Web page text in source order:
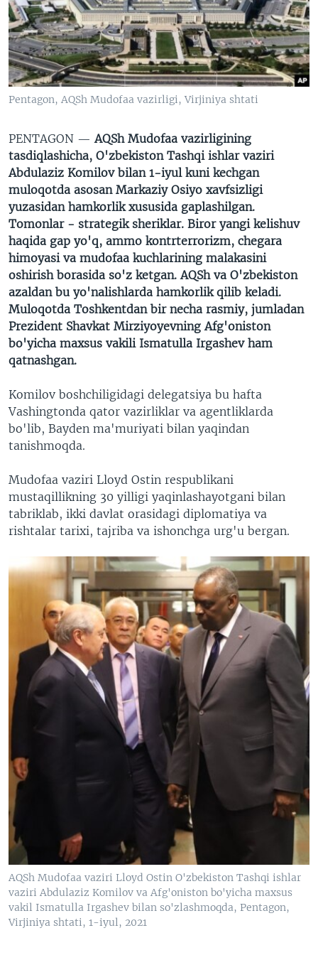
VIDEO
XABARLAR SURATLARDA
ODNOKLASSNIKI
TELEGRAM
TWITTER
SOUNDCLOUD
VOA
Pentagon, AQSh Mudofaa vazirligi, Virjiniya shtati
PENTAGON — AQSh Mudofaa vazirligining
tasdiqlashicha, O'zbekiston Tashqi ishlar vaziri
Abdulaziz Komilov bilan 1-iyul kuni kechgan
muloqotda asosan Markaziy Osiyo xavfsizligi
yuzasidan hamkorlik xususida gaplashilgan.
Tomonlar - strategik sheriklar. Biror yangi kelishuv
haqida gap yo'q, ammo kontrterrorizm, chegara
himoyasi va mudofaa kuchlarining malakasini
oshirish borasida so'z ketgan. AQSh va O'zbekiston
azaldan bu yo'nalishlarda hamkorlik qilib keladi.
Muloqotda Toshkentdan bir necha rasmiy, jumladan
Prezident Shavkat Mirziyoyevning Afg'oniston
bo'yicha maxsus vakili Ismatulla Irgashev ham
qatnashgan.
Komilov boshchiligidagi delegatsiya bu hafta
Vashingtonda qator vazirliklar va agentliklarda
bo'lib, Bayden ma'muriyati bilan yaqindan
tanishmoqda.
Mudofaa vaziri Lloyd Ostin respublikani
mustaqillikning 30 yilligi yaqinlashayotgani bilan
tabriklab, ikki davlat orasidagi diplomatiya va
rishtalar tarixi, tajriba va ishonchga urg'u bergan.
AQSh Mudofaa vaziri Lloyd Ostin O'zbekiston Tashqi ishlar
vaziri Abdulaziz Komilov va Afg'oniston bo'yicha maxsus
vakil Ismatulla Irgashev bilan so'zlashmoqda, Pentagon,
Virjiniya shtati, 1-iyul, 2021